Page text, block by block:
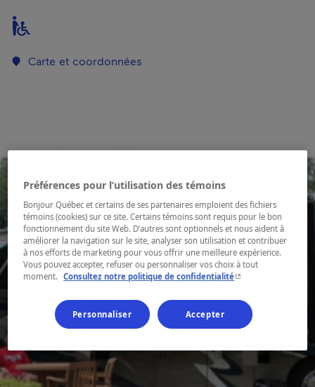
Carte et coordonnées
Préférences pour l’utilisation des témoins
Bonjour Québec et certains de ses partenaires emploient des fichiers
témoins (cookies) sur ce site. Certains témoins sont requis pour le bon
fonctionnement du site Web. D’autres sont optionnels et nous aident à
améliorer la navigation sur le site, analyser son utilisation et contribuer
à nos efforts de marketing pour vous offrir une meilleure expérience.
Vous pouvez accepter, refuser ou personnaliser vos choix à tout
moment.
Consultez notre politique de confidentialité- Cet hyperlien
Personnaliser Accepter